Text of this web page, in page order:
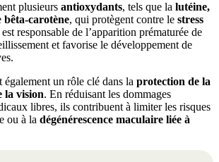
plusieurs antioxydants, tels que la lutéine,
bêta-carotène, qui protègent contre le stress
responsable de l’apparition prématurée de
et favorise le développement de
également un rôle clé dans la protection de la
la vision. En réduisant les dommages
libres, ils contribuent à limiter les risques
ou à la dégénérescence maculaire liée à